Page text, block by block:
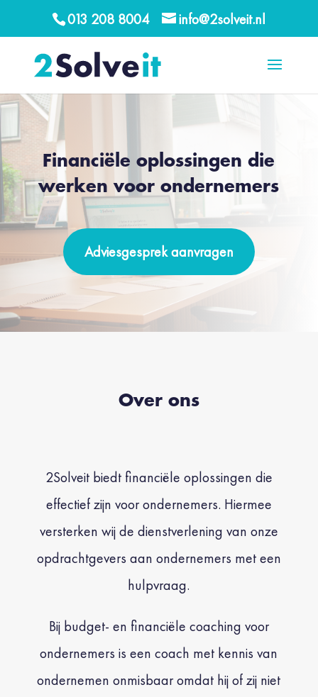
013 208 8004 info@2solveit.nl
Financiële oplossingen die
werken voor ondernemers
Adviesgesprek aanvragen
Over ons
2Solveit biedt financiële oplossingen die
effectief zijn voor ondernemers. Hiermee
versterken wij de dienstverlening van onze
opdrachtgevers aan ondernemers met een
hulpvraag.
Bij budget- en financiële coaching voor
ondernemers is een coach met kennis van
ondernemen onmisbaar omdat hij of zij niet